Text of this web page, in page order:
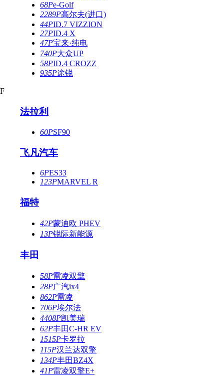
68Pe-Golf
2289P高尔夫(进口)
44PID.7 VIZZION
27PID.4 X
47P宝来·纯电
740P大众UP
58PID.4 CROZZ
935P途锐
F
法拉利
60PSF90
飞凡汽车
6PES33
123PMARVEL R
福特
42P蒙迪欧 PHEV
13P锐际新能源
丰田
58P雷凌双擎
28P广汽ix4
862P雷凌
706P埃尔法
4408P凯美瑞
62P丰田C-HR EV
1515P卡罗拉
115P汉兰达双擎
134P丰田BZ4X
41P雷凌双擎E+